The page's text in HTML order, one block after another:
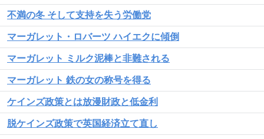
不満の冬 そして支持を失う労働党
マーガレット・ロバーツ ハイエクに傾倒
マーガレット ミルク泥棒と非難される
マーガレット 鉄の女の称号を得る
ケインズ政策とは放漫財政と低金利
脱ケインズ政策で英国経済立て直し